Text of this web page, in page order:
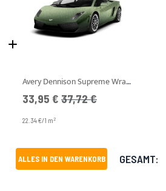
Avery Dennison Supreme Wrapping Film - SWF - Moss Green Metallic Matt
Angebotspreis
33,95 € UVP
37,72 €
22.34 €/1 m2
ALLES IN DEN WARENKORB GESAMT: